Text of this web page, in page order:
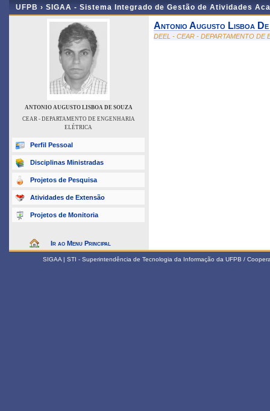
UFPB › SIGAA - Sistema Integrado de Gestão de Atividades
ANTONIO AUGUSTO LISBOA DE SOUZA
CEAR - DEPARTAMENTO DE ENGENHARIA
ELÉTRICA
Perfil Pessoal
Disciplinas Ministradas
Projetos de Pesquisa
Atividades de Extensão
Projetos de Monitoria
Ir ao Menu Principal
Antonio Augusto Lisboa De
DEEL - CEAR - DEPARTAMENTO DE
SIGAA | STI - Superintendência de Tecnologia da Informação da UFPB /